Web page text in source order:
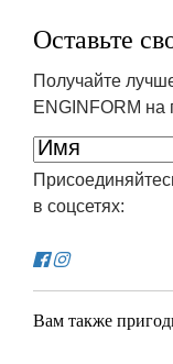
Оставьте
Получайте
ENGINFORM на
в соцсетях:
Вам также